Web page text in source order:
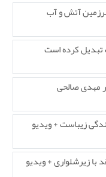
آتش و آب
تبدیل کرده است
مهدی صالحی
زیباست + ویدیو
با زیرشلواری + ویدیو